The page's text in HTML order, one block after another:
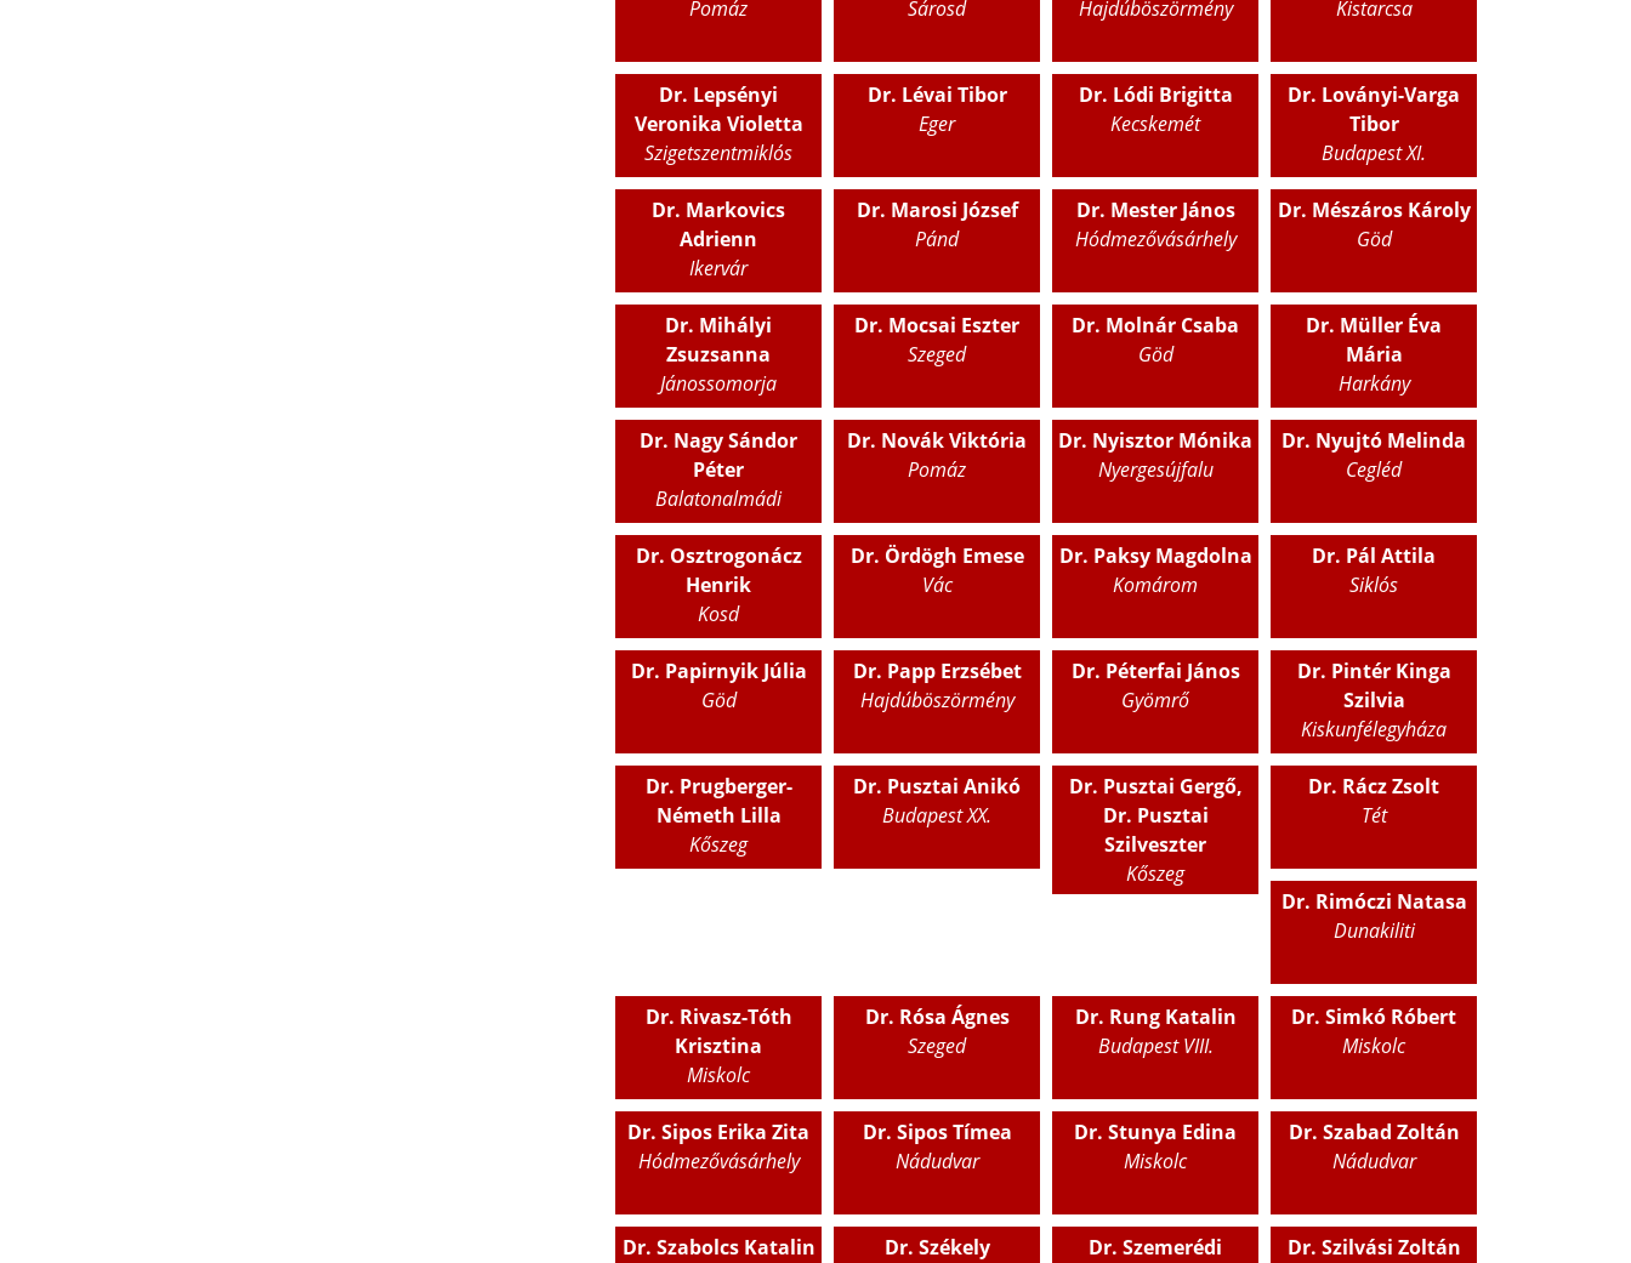
Pomáz
Sárosd
Hajdúböszörmény
Kistarcsa
Dr. Lepsényi
Veronika Violetta
Szigetszentmiklós
Dr. Lévai Tibor
Eger
Dr. Lódi Brigitta
Kecskemét
Dr. Loványi-Varga
Tibor
Budapest XI.
Dr. Markovics
Adrienn
Ikervár
Dr. Marosi József
Pánd
Dr. Mester János
Hódmezővásárhely
Dr. Mészáros Károly
Göd
Dr. Mihályi
Zsuzsanna
Jánossomorja
Dr. Mocsai Eszter
Szeged
Dr. Molnár Csaba
Göd
Dr. Müller Éva
Mária
Harkány
Dr. Nagy Sándor
Péter
Balatonalmádi
Dr. Novák Viktória
Pomáz
Dr. Nyisztor Mónika
Nyergesújfalu
Dr. Nyujtó Melinda
Cegléd
Dr. Osztrogonácz
Henrik
Kosd
Dr. Ördögh Emese
Vác
Dr. Paksy Magdolna
Komárom
Dr. Pál Attila
Siklós
Dr. Papirnyik Júlia
Göd
Dr. Papp Erzsébet
Hajdúböszörmény
Dr. Péterfai János
Gyömrő
Dr. Pintér Kinga
Szilvia
Kiskunfélegyháza
Dr. Prugberger-
Németh Lilla
Kőszeg
Dr. Pusztai Anikó
Budapest XX.
Dr. Pusztai Gergő,
Dr. Pusztai
Szilveszter
Kőszeg
Dr. Rácz Zsolt
Tét
Dr. Rimóczi Natasa
Dunakiliti
Dr. Rivasz-Tóth
Krisztina
Miskolc
Dr. Rósa Ágnes
Szeged
Dr. Rung Katalin
Budapest VIII.
Dr. Simkó Róbert
Miskolc
Dr. Sipos Erika Zita
Hódmezővásárhely
Dr. Sipos Tímea
Nádudvar
Dr. Stunya Edina
Miskolc
Dr. Szabad Zoltán
Nádudvar
Dr. Szabolcs Katalin
Dr. Székely
Dr. Szemerédi
Dr. Szilvási Zoltán